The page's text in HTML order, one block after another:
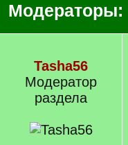
Модераторы:
Tasha56
Модератор
раздела